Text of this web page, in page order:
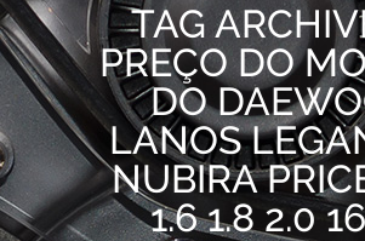
TAG
PREÇO DO
DO
LANOS
NUBIRA
1.6 1.8 2.0